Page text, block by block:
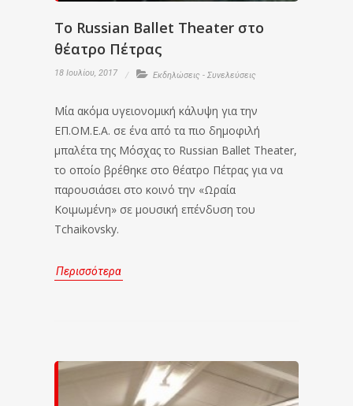
Το Russian Ballet Theater στο
θέατρο Πέτρας
18 Ιουλίου, 2017 Εκδηλώσεις - Συνελεύσεις
Μία ακόμα υγειονομική κάλυψη για την
ΕΠ.ΟΜ.Ε.Α. σε ένα από τα πιο δημοφιλή
μπαλέτα της Μόσχας το Russian Ballet Theater,
το οποίο βρέθηκε στο θέατρο Πέτρας για να
παρουσιάσει στο κοινό την «Ωραία
Κοιμωμένη» σε μουσική επένδυση του
Tchaikovsky.
Περισσότερα